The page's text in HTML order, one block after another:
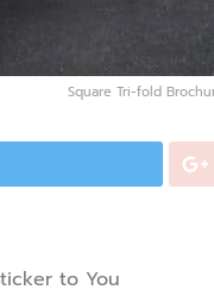
Square Tri-fold
to You